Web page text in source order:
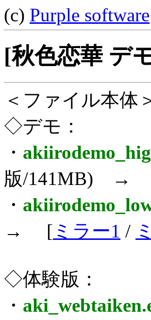
(c) Purple software
[秋色恋華 デ
＜ファイル本体
◇デモ：
・
版/141MB) →
・
→ [ ミラー1 /
◇体験版：
・